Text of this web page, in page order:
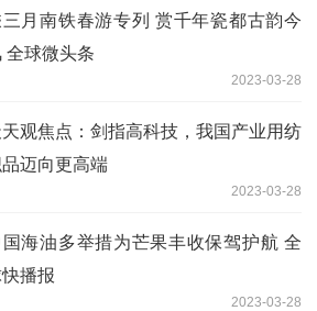
月南铁春游专列 赏千年瓷都古韵今
全球微头条
2023-03-28
天观焦点：剑指高科技，我国产业用纺
迈向更高端
2023-03-28
国海油多举措为芒果丰收保驾护航 全
播报
2023-03-28